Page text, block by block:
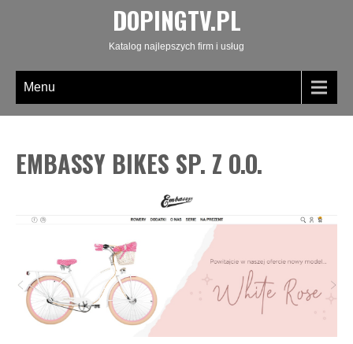
DOPINGTV.PL
Katalog najlepszych firm i usług
Menu
EMBASSY BIKES SP. Z O.O.